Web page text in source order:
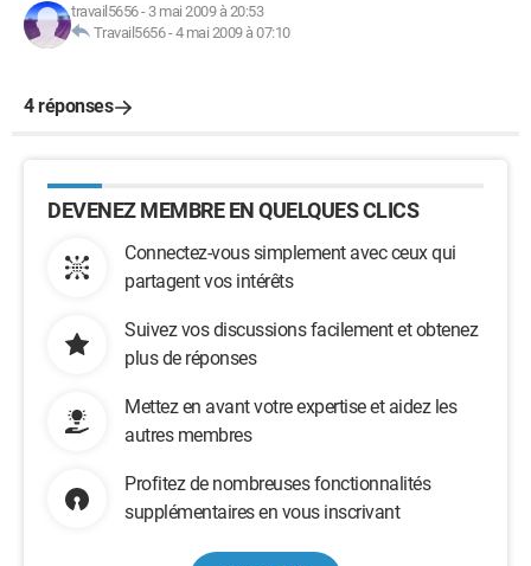
travail5656- 3 mai 2009 à 20:53
Travail5656-4 mai 2009 à 07:10
4 réponses
DEVENEZ MEMBRE EN QUELQUES CLICS
Connectez-vous simplement avec ceux qui
partagent vos intérêts
Suivez vos discussions facilement et obtenez
plus de réponses
Mettez en avant votre expertise et aidez les
autres membres
Profitez de nombreuses fonctionnalités
supplémentaires en vous inscrivant